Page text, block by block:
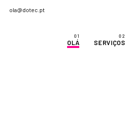
ola@dotec.pt
OLÁ SERVIÇOS